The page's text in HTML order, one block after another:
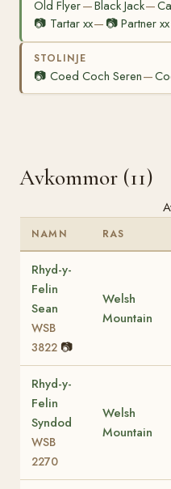
Old Flyer—Black Jack—
📷 Tartar xx— 📷Partner xx
STOLINJE
📷 Coed Coch Seren—
Avkommor (11)
NAMN RAS
Rhyd-y-
Felin
Sean
WSB
3822 📷
Welsh
Mountain
Rhyd-y-
Felin
Syndod
WSB
2270
Welsh
Mountain